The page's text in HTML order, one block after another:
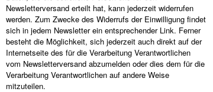
Newsletterversand erteilt hat, kann jederzeit widerrufen
werden. Zum Zwecke des Widerrufs der Einwilligung findet
sich in jedem Newsletter ein entsprechender Link. Ferner
besteht die Möglichkeit, sich jederzeit auch direkt auf der
Internetseite des für die Verarbeitung Verantwortlichen
vom Newsletterversand abzumelden oder dies dem für die
Verarbeitung Verantwortlichen auf andere Weise
mitzuteilen.